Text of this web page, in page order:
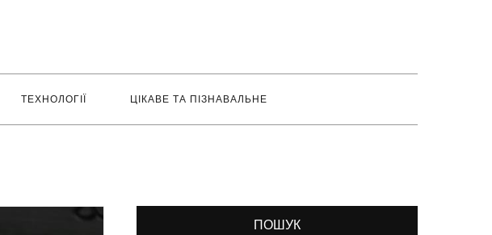
ТЕХНОЛОГІЇ ЦІКАВЕ ТА ПІЗНАВАЛЬНЕ
ПОШУК